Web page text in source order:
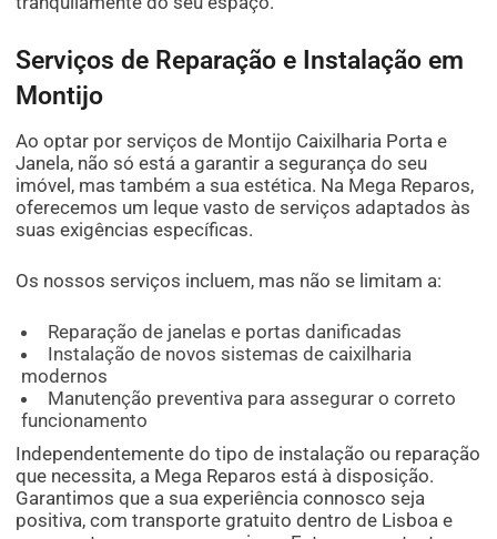
Serviços de Reparação e Instalação em
Montijo
Ao optar por serviços de Montijo Caixilharia Porta e
Janela, não só está a garantir a segurança do seu
imóvel, mas também a sua estética. Na Mega Reparos,
oferecemos um leque vasto de serviços adaptados às
suas exigências específicas.
Os nossos serviços incluem, mas não se limitam a:
Reparação de janelas e portas danificadas
Instalação de novos sistemas de caixilharia
modernos
Manutenção preventiva para assegurar o correto
funcionamento
Independentemente do tipo de instalação ou reparação
que necessita, a Mega Reparos está à disposição.
Garantimos que a sua experiência connosco seja
positiva, com transporte gratuito dentro de Lisboa e